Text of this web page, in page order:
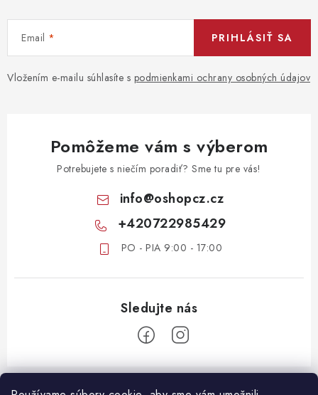
Email
Vložením e-mailu súhlasíte s podmienkami ochrany osobných údajov
PRIHLÁSIŤ SA
Pomôžeme vám s výberom
Potrebujete s niečím poradiť? Sme tu pre vás!
info@oshopcz.cz
+420722985429
PO - PIA 9:00 - 17:00
Z